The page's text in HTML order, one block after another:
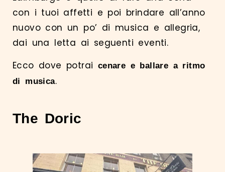
con i tuoi affetti e poi brindare all’anno
nuovo con un po’ di musica e allegria,
dai una letta ai seguenti eventi.
Ecco dove potrai cenare e ballare a ritmo
di musica.
The Doric